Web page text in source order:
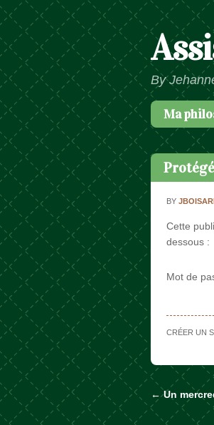
By
Menu
Passer au
Ma
BY
Cette
dessous :
Mot de
CRÉER UN
←Un